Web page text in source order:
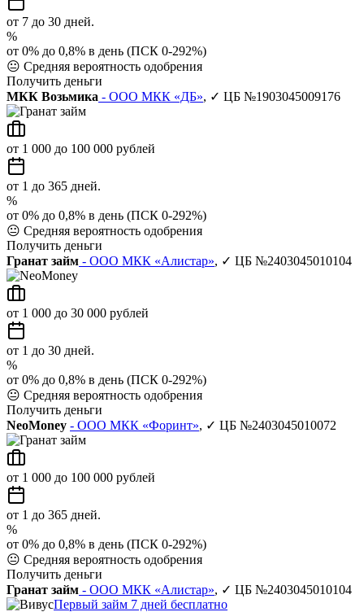
от 7 до 30 дней.
%
от 0% до 0,8% в день (ПСК 0-292%)
😐 Средняя вероятность одобрения
Получить деньги
МКК Возьмика - ООО МКК «ДБ», ✓ ЦБ №1903045009176
от 1 000 до 100 000 рублей
от 1 до 365 дней.
%
от 0% до 0,8% в день (ПСК 0-292%)
😐 Средняя вероятность одобрения
Получить деньги
Гранат займ - ООО МКК «Алистар», ✓ ЦБ №2403045010104
от 1 000 до 30 000 рублей
от 1 до 30 дней.
%
от 0% до 0,8% в день (ПСК 0-292%)
😐 Средняя вероятность одобрения
Получить деньги
NeoMoney - ООО МКК «Форинт», ✓ ЦБ №2403045010072
от 1 000 до 100 000 рублей
от 1 до 365 дней.
%
от 0% до 0,8% в день (ПСК 0-292%)
😐 Средняя вероятность одобрения
Получить деньги
Гранат займ - ООО МКК «Алистар», ✓ ЦБ №2403045010104
Первый займ 7 дней бесплатно